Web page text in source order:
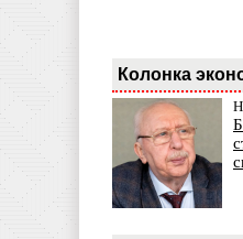
Колонка